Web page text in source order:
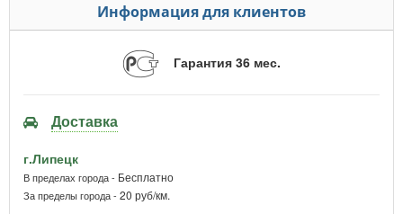
Информация для клиентов
Гарантия 36 мес.
Доставка
г.Липецк
В пределах города - Бесплатно
За пределы города - 20 руб/км.